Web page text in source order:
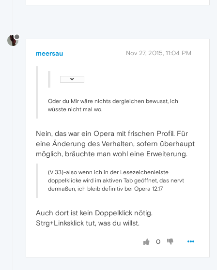
meersau Nov 27, 2015, 11:04 PM
Oder du Mir wäre nichts dergleichen bewusst, ich
wüsste nicht mal wo.
Nein, das war ein Opera mit frischen Profil. Für
eine Änderung des Verhalten, sofern überhaupt
möglich, bräuchte man wohl eine Erweiterung.
(V 33)-also wenn ich in der Lesezeichenleiste
doppelklicke wird im aktiven Tab geöffnet, das nervt
dermaßen, ich bleib definitiv bei Opera 12.17
Auch dort ist kein Doppelklick nötig.
Strg+Linksklick tut, was du willst.
0